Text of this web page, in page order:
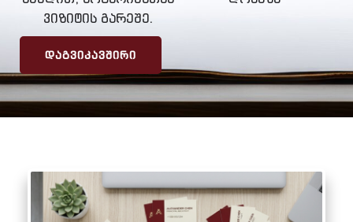
ვიზიტის გარეშე.
ᲓᲐᲒᲕᲘᲙᲐᲕᲨᲘᲠᲘ